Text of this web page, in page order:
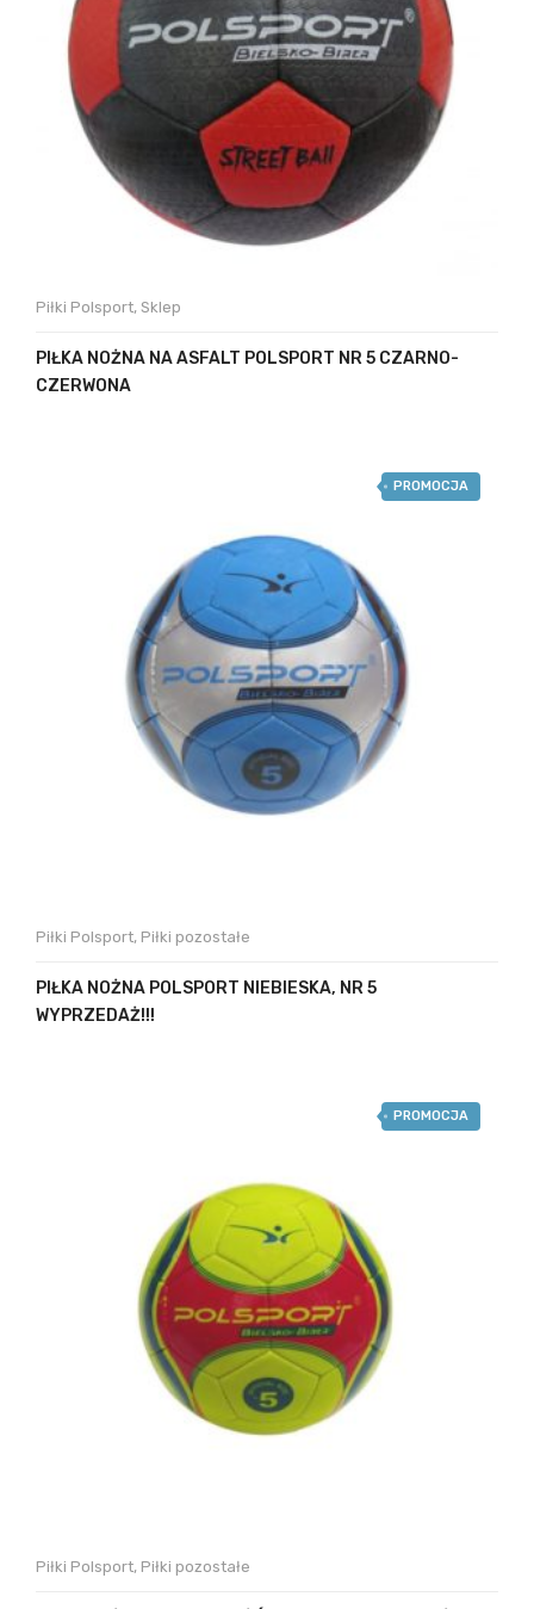
Piłki Polsport, Sklep
PIŁKA NOŻNA NA ASFALT POLSPORT NR 5 CZARNO-
CZERWONA
PROMOCJA
Piłki Polsport, Piłki pozostałe
PIŁKA NOŻNA POLSPORT NIEBIESKA, NR 5
WYPRZEDAŻ!!!
PROMOCJA
Piłki Polsport, Piłki pozostałe